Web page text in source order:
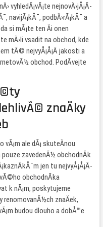
vyhledÃ¡vÃ¡te nejnovÄ›jÅ¡Ã­
navijÃ¡kÅ¯, podbÄ›rÃ¡kÅ¯ a
si mÃ¡te ten Äi onen
mÄ›li vsadit na obchod, kde
tÃ© nejvyÅ¡Å¡Ã­ jakosti a
obchod. PodÃ­vejte
znaÄky
ale dÃ¡ skuteÄnou
zavedenÃ½ obchodnÃ­k
jen tu nejvyÅ¡Å¡Ã­
obchodnÃ­ka
k nÃ¡m, poskytujeme
renomovanÃ½ch znaÄek,
budou dlouho a dobÅ™e